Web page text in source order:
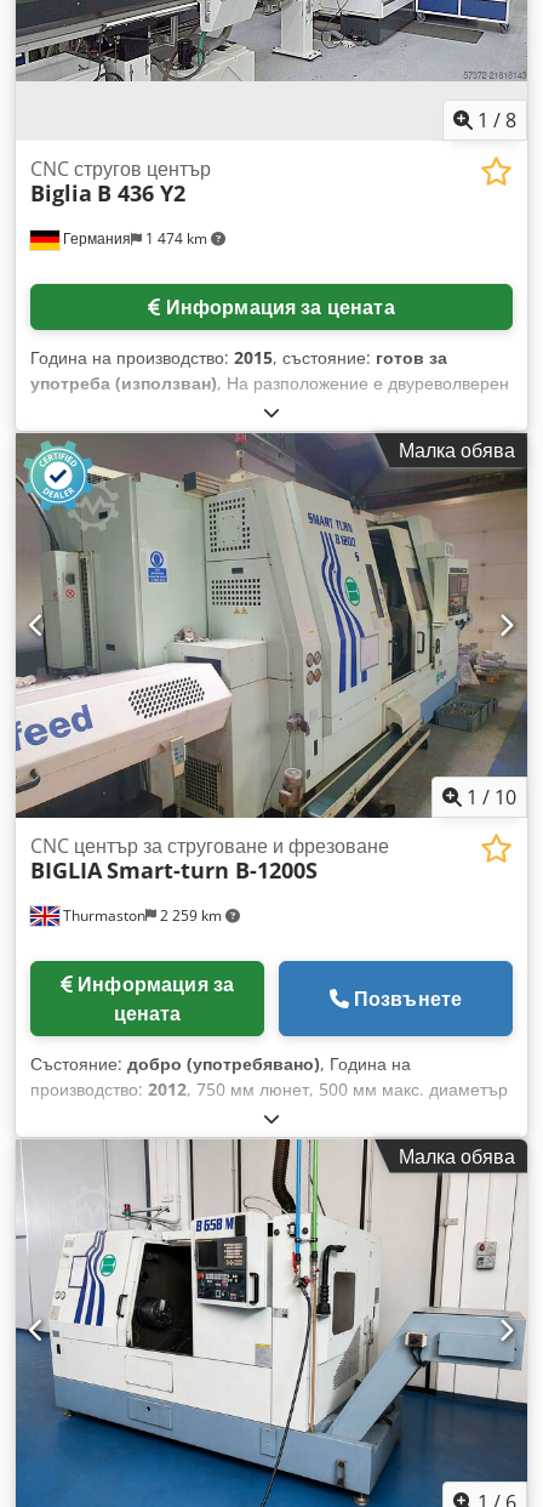
1 /8
Германия 1 474 km
CNC стругов център
Biglia B 436 Y2
Информация за цената
Година на производство: 2015, състояние: готов за
употреба (използван), На разположение е двуреволверен
и двувретенен стругов център Biglia, включително
периферия. Мощност на шпиндела: 11kW/11kW, обороти:
7000 об/мин, проход на щанга: 36-37,5 мм, макс. диаметър
на струговане: 100 мм, макс. дължина на струговане: 140
мм, позиции за инструменти: 2×12, ход по Y: +/-25 мм, ход
по X/Z: 85 мм/300 мм, бърз ход: 15 м/мин, габарити X/Y/Z:
ок. 3700/1450/1900 мм, тегло: ок. 5000 кг, управление:
Mitsubishi M730 с редактор, работни часове: ок. 47000 ч.
Включва штанцен товарач FMB turbo 3-36, охлаждаща
система Knoll KF10 с 700 л резервоар, въздухоочистваща
единица и обширен пакет затягащи цанги и инструменти.
Налична е документация. Възможен оглед на място.
Очаква се да бъде налична от октомври 2026 г. Dkodpfxjy H
I E Us Adpjr
Малка обява
1 / 10
Thurmaston 2 259 km
CNC център за струговане и фрезоване
BIGLIASmart-turn B-1200S
Информация за
цената
Позвънете
Състояние: добро (употребявано), Година на
производство: 2012, 750 мм люнет, 500 мм макс. диаметър
на обработка, Dsdpfxoxqyg Ns Adpskr 1300 мм макс.
дължина на струговане, основен шпиндел 3000 обр/мин, 65
мм проходен отвор на шпиндела, фрезоване до 8 000 обр/
мин, 20 kW, C ос: 0,001 градуса, Y ос: -90/+120 мм, 40
позиции инструментален магазин (ATC), скорост на
фрезоване 4 000 обр/мин, шпинделни мотори 30 kW,
управление FANUC 31i, 3-челюстен силажен патронник,
транспортьор за стружки, охлаждане, измервател за
инструмент, уловител на детайли, захранващо устройство
(барфийд).
Малка обява